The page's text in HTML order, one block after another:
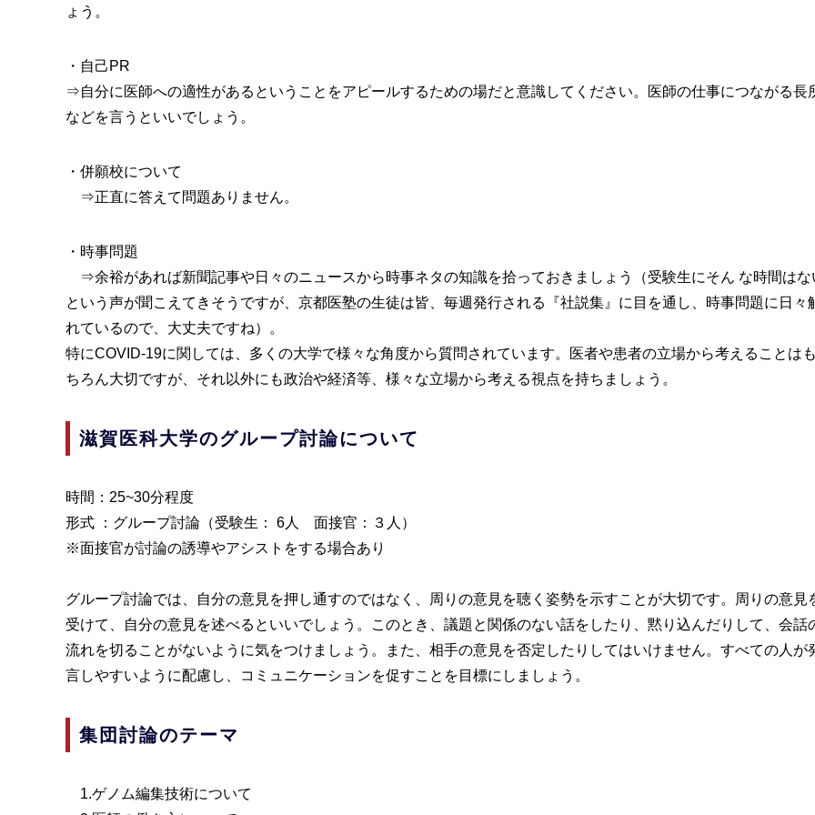
ょう。
・自己PR
⇒自分に医師への適性があるということをアピールするための場だと意識してください。医師の仕事につながる長
などを言うといいでしょう。
・併願校について
⇒正直に答えて問題ありません。
・時事問題
⇒余裕があれば新聞記事や日々のニュースから時事ネタの知識を拾っておきましょう（受験生にそん な時間はな
という声が聞こえてきそうですが、京都医塾の生徒は皆、毎週発行される『社説集』に目を通し、時事問題に日々
れているので、大丈夫ですね）。
特にCOVID-19に関しては、多くの大学で様々な角度から質問されています。医者や患者の立場から考えることはも
ちろん大切ですが、それ以外にも政治や経済等、様々な立場から考える視点を持ちましょう。
滋賀医科大学のグループ討論について
時間：25~30分程度
形式 ：グループ討論（受験生： 6人 面接官：３人）
※面接官が討論の誘導やアシストをする場合あり
グループ討論では、自分の意見を押し通すのではなく、周りの意見を聴く姿勢を示すことが大切です。周りの意見
受けて、自分の意見を述べるといいでしょう。このとき、議題と関係のない話をしたり、黙り込んだりして、会話
流れを切ることがないように気をつけましょう。また、相手の意見を否定したりしてはいけません。すべての人が
言しやすいように配慮し、コミュニケーションを促すことを目標にしましょう。
集団討論のテーマ
1.ゲノム編集技術について